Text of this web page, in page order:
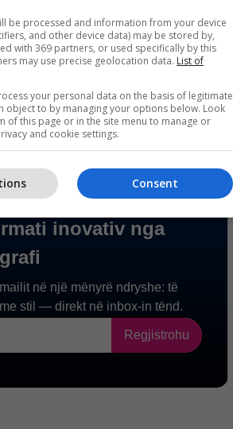
Shkupi. Gjatë privimit nga liria,
e cila kishte pësuar
por ishte kapur dhe u
e MPB-së.
be processed and information from your device
and other device data) may be stored by,
with 369 partners, or used specifically by this
may use precise geolocation data. List of
your personal data on the basis of legitimate
object to by managing your options below. Look
of this page or in the site menu to manage or
and cookie settings.
Consent